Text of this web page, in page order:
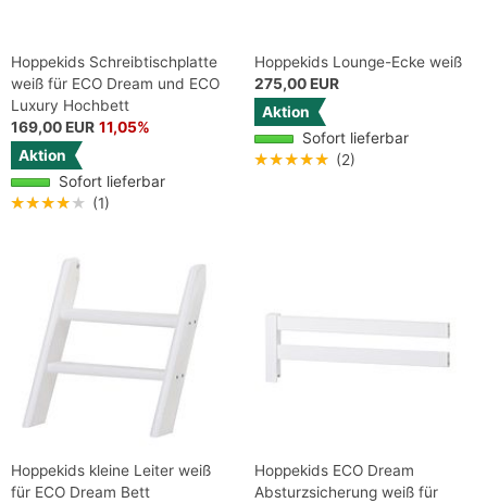
Hoppekids Schreibtischplatte
weiß für ECO Dream und ECO
Luxury Hochbett
169,00 EUR 11,05%
Aktion
Sofort lieferbar
★★★★★ (1)
Hoppekids Lounge-Ecke weiß
275,00 EUR
Aktion
Sofort lieferbar
★★★★★ (2)
Hoppekids kleine Leiter weiß
für ECO Dream Bett
Hoppekids ECO Dream
Absturzsicherung weiß für